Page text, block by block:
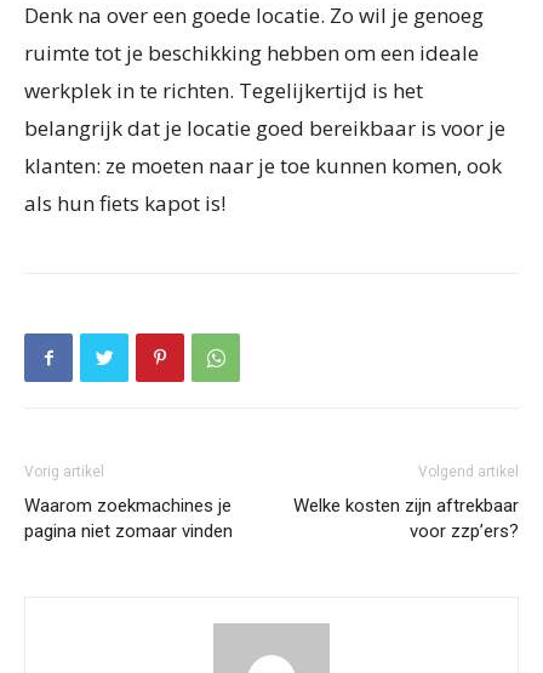
Denk na over een goede locatie. Zo wil je genoeg
ruimte tot je beschikking hebben om een ideale
werkplek in te richten. Tegelijkertijd is het
belangrijk dat je locatie goed bereikbaar is voor je
klanten: ze moeten naar je toe kunnen komen, ook
als hun fiets kapot is!
Vorig artikel
Waarom zoekmachines je
pagina niet zomaar vinden
Volgend artikel
Welke kosten zijn aftrekbaar
voor zzp’ers?